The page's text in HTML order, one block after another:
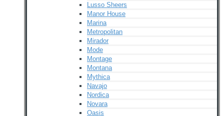
Lusso Sheers
Manor House
Marina
Metropolitan
Mirador
Mode
Montage
Montana
Mythica
Navajo
Nordica
Novara
Oasis